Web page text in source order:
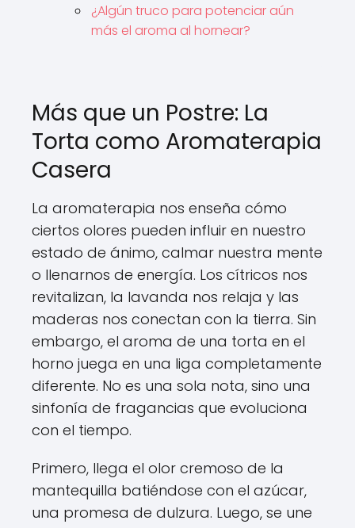
¿Algún truco para potenciar aún
más el aroma al hornear?
Más que un Postre: La
Torta como Aromaterapia
Casera
La aromaterapia nos enseña cómo
ciertos olores pueden influir en nuestro
estado de ánimo, calmar nuestra mente
o llenarnos de energía. Los cítricos nos
revitalizan, la lavanda nos relaja y las
maderas nos conectan con la tierra. Sin
embargo, el aroma de una torta en el
horno juega en una liga completamente
diferente. No es una sola nota, sino una
sinfonía de fragancias que evoluciona
con el tiempo.
Primero, llega el olor cremoso de la
mantequilla batiéndose con el azúcar,
una promesa de dulzura. Luego, se une